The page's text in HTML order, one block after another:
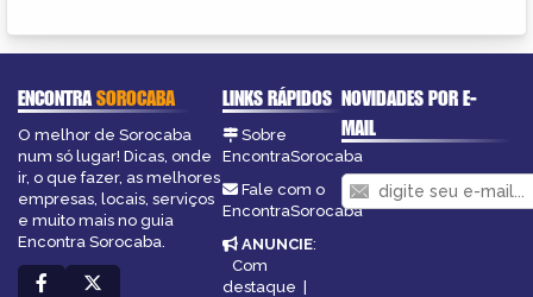
ENCONTRASOROCABA
O melhor de Sorocaba
num só lugar! Dicas, onde
ir, o que fazer, as melhores
empresas, locais, serviços
e muito mais no guia
Encontra Sorocaba.
LINKS RÁPIDOS
Sobre
EncontraSorocaba
Fale com o
EncontraSorocaba
ANUNCIE:
Com
destaque |
NOVIDADES POR E-
MAIL